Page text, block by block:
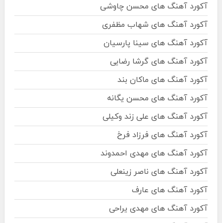
آکورد آهنگ های محسن چاوشی
آکورد آهنگ های شهاب مظفری
آکورد آهنگ های سینا پارسیان
آکورد آهنگ های گرشا رضایی
آکورد آهنگ های ماکان بند
آکورد آهنگ های محسن یگانه
آکورد آهنگ های علی زند وکیلی
آکورد آهنگ های فرزاد فرخ
آکورد آهنگ های مهدی احمدوند
آکورد آهنگ های ناصر زینعلی
آکورد آهنگ های عارف
آکورد آهنگ های مهدی یراحی